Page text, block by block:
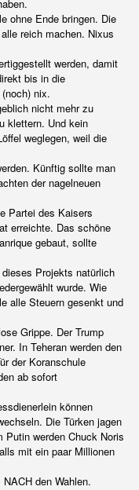
ohne Ende bringen. Die
reich machen. Nixus
werden, damit
bis in die
nix.
nicht mehr zu
klettern. Und kein
weglegen, weil die
Künftig sollte man
der nagelneuen
Partei des Kaisers
erreichte. Das schöne
gebaut, sollte
Projekts natürlich
wurde. Wie
alle Steuern gesenkt und
Grippe. Der Trump
In Teheran werden den
der Koranschule
ab sofort
können
Die Türken jagen
Putin werden Chuck Noris
mit ein paar Millionen
den Wahlen.